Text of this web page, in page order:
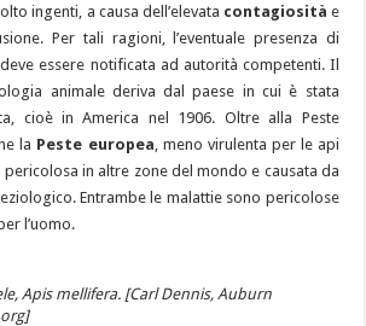
ingenti, a causa dell’elevata contagiosità e
Per tali ragioni, l’eventuale presenza di
essere notificata ad autorità competenti. Il
animale deriva dal paese in cui è stata
cioè in America nel 1906. Oltre alla Peste
la Peste europea , meno virulenta per le api
pericolosa in altre zone del mondo e causata da
Entrambe le malattie sono pericolose
l’uomo.
Apis mellifera. [Carl Dennis, Auburn